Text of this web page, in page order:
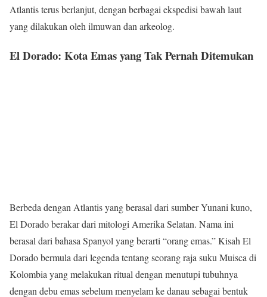
Atlantis terus berlanjut, dengan berbagai ekspedisi bawah laut
yang dilakukan oleh ilmuwan dan arkeolog.
El Dorado: Kota Emas yang Tak Pernah Ditemukan
Berbeda dengan Atlantis yang berasal dari sumber Yunani kuno,
El Dorado berakar dari mitologi Amerika Selatan. Nama ini
berasal dari bahasa Spanyol yang berarti “orang emas.” Kisah El
Dorado bermula dari legenda tentang seorang raja suku Muisca di
Kolombia yang melakukan ritual dengan menutupi tubuhnya
dengan debu emas sebelum menyelam ke danau sebagai bentuk